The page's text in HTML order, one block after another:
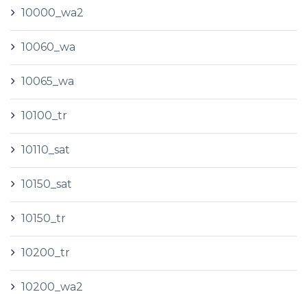
10000_wa2
10060_wa
10065_wa
10100_tr
10110_sat
10150_sat
10150_tr
10200_tr
10200_wa2